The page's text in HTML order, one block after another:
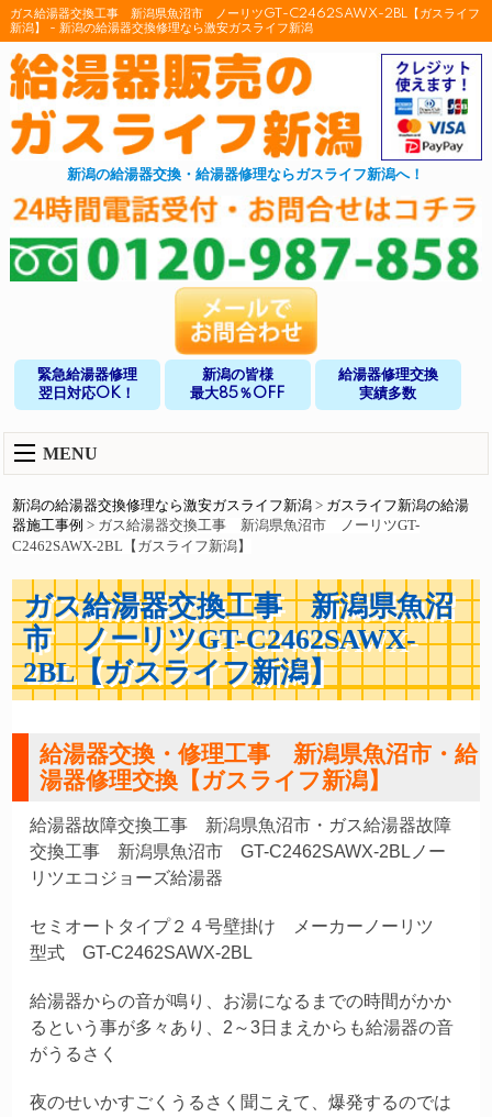
ガス給湯器交換工事 新潟県魚沼市 ノーリツGT-C2462SAWX-2BL【ガスライフ
新潟】 - 新潟の給湯器交換修理なら激安ガスライフ新潟
新潟の給湯器交換・給湯器修理ならガスライフ新潟へ！
緊急給湯器修理
翌日対応OK！
新潟の皆様
最大85％OFF
給湯器修理交換
実績多数
MENU
新潟の給湯器交換修理なら激安ガスライフ新潟 > ガスライフ新潟の給湯
器施工事例 > ガス給湯器交換工事 新潟県魚沼市 ノーリツGT-
C2462SAWX-2BL【ガスライフ新潟】
ガス給湯器交換工事 新潟県魚沼
市 ノーリツGT-C2462SAWX-
2BL【ガスライフ新潟】
給湯器交換・修理工事 新潟県魚沼市・給
湯器修理交換【ガスライフ新潟】
給湯器故障交換工事 新潟県魚沼市・ガス給湯器故障
交換工事 新潟県魚沼市 GT-C2462SAWX-2BLノー
リツエコジョーズ給湯器
セミオートタイプ２４号壁掛け メーカーノーリツ
型式 GT-C2462SAWX-2BL
給湯器からの音が鳴り、お湯になるまでの時間がかか
るという事が多々あり、2～3日まえからも給湯器の音
がうるさく
夜のせいかすごくうるさく聞こえて、爆発するのでは